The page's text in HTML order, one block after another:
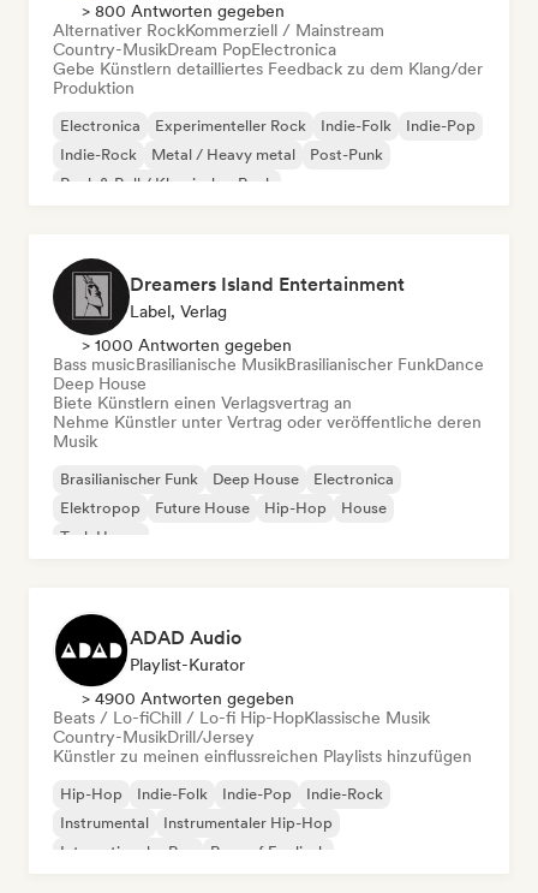
> 800 Antworten gegeben
Alternativer RockKommerziell / Mainstream
Country-MusikDream PopElectronica
Gebe Künstlern detailliertes Feedback zu dem Klang/der
Produktion
Electronica Experimenteller Rock Indie-Folk
Indie-Pop
Indie-Rock
Metal / Heavy metal
Post-Punk
Rock & Roll / Klassischer Rock
Dreamers Island Entertainment
Label, Verlag
> 1000 Antworten gegeben
Bass musicBrasilianische MusikBrasilianischer FunkDance
Deep House
Biete Künstlern einen Verlagsvertrag an
Nehme Künstler unter Vertrag oder veröffentliche deren
Musik
Brasilianischer Funk Deep House
Electronica
Elektropop
Future House Hip-Hop
House
Tech House
ADAD Audio
Playlist-Kurator
> 4900 Antworten gegeben
Beats / Lo-fiChill / Lo-fi Hip-HopKlassische Musik
Country-MusikDrill/Jersey
Künstler zu meinen einflussreichen Playlists hinzufügen
Hip-Hop Indie-Folk Indie-Pop
Indie-Rock
Instrumental
Instrumentaler Hip-Hop
Internationaler Rap
Rap auf Englisch